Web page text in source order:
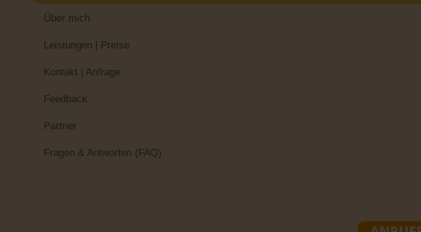
Über mich
Leistungen | Preise
Kontakt | Anfrage
Feedback
Partner
Fragen & Antworten (FAQ)